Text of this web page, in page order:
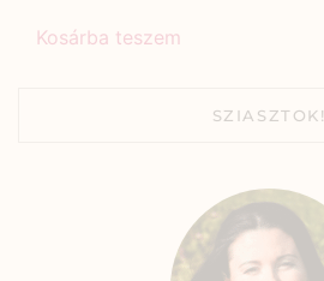
Kosárba teszem
SZIASZTOK!